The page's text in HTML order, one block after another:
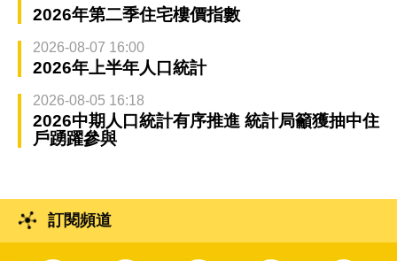
2026年第二季住宅樓價指數
2026-08-07 16:00
2026年上半年人口統計
2026-08-05 16:18
2026中期人口統計有序推進 統計局籲獲抽中住
戶踴躍參與
訂閱頻道